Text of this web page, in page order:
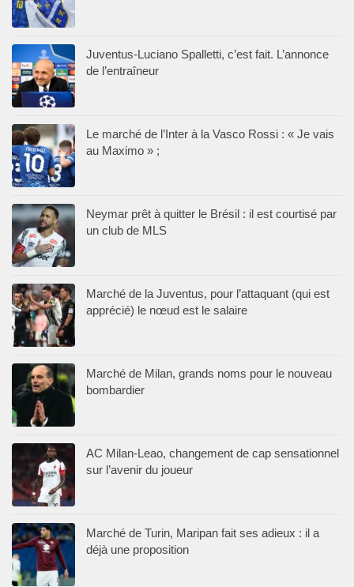
Juventus-Luciano Spalletti, c’est fait. L’annonce
de l’entraîneur
Le marché de l’Inter à la Vasco Rossi : « Je vais
au Maximo » ;
Neymar prêt à quitter le Brésil : il est courtisé par
un club de MLS
Marché de la Juventus, pour l’attaquant (qui est
apprécié) le nœud est le salaire
Marché de Milan, grands noms pour le nouveau
bombardier
AC Milan-Leao, changement de cap sensationnel
sur l’avenir du joueur
Marché de Turin, Maripan fait ses adieux : il a
déjà une proposition